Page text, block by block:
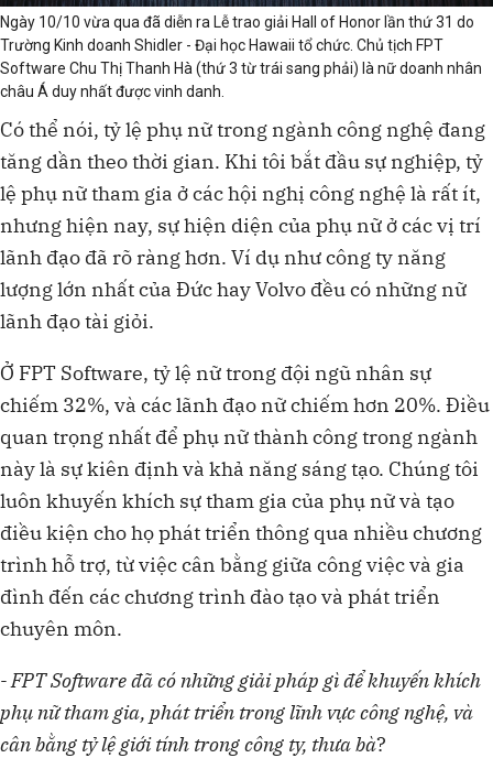
Ngày 10/10 vừa qua đã diễn ra Lễ trao giải Hall of Honor lần thứ 31 do
Trường Kinh doanh Shidler - Đại học Hawaii tổ chức. Chủ tịch FPT
Software Chu Thị Thanh Hà (thứ 3 từ trái sang phải) là nữ doanh nhân
châu Á duy nhất được vinh danh.
Có thể nói, tỷ lệ phụ nữ trong ngành công nghệ đang
tăng dần theo thời gian. Khi tôi bắt đầu sự nghiệp, tỷ
lệ phụ nữ tham gia ở các hội nghị công nghệ là rất ít,
nhưng hiện nay, sự hiện diện của phụ nữ ở các vị trí
lãnh đạo đã rõ ràng hơn. Ví dụ như công ty năng
lượng lớn nhất của Đức hay Volvo đều có những nữ
lãnh đạo tài giỏi.
Ở FPT Software, tỷ lệ nữ trong đội ngũ nhân sự
chiếm 32%, và các lãnh đạo nữ chiếm hơn 20%. Điều
quan trọng nhất để phụ nữ thành công trong ngành
này là sự kiên định và khả năng sáng tạo. Chúng tôi
luôn khuyến khích sự tham gia của phụ nữ và tạo
điều kiện cho họ phát triển thông qua nhiều chương
trình hỗ trợ, từ việc cân bằng giữa công việc và gia
đình đến các chương trình đào tạo và phát triển
chuyên môn.
- FPT Software đã có những giải pháp gì để khuyến khích
phụ nữ tham gia, phát triển trong lĩnh vực công nghệ, và
cân bằng tỷ lệ giới tính trong công ty, thưa bà?